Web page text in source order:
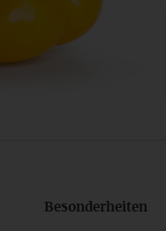
Besonderheiten